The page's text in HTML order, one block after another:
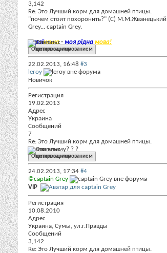
3,142
Re: Это Лучший корм для домашней птицы.
"почем стоит похоронить?" (С) М.М.Жванецький
Grey... captain Grey.
Українська- моя рідна мова!
Ответить с цитированием
22.02.2013, 16:48 #3
leroy
Новичок
Регистрация
19.02.2013
Адрес
Украина
Сообщений
7
Re: Это Лучший корм для домашней птицы.
Ты это к чему? ? ?
Ответить с цитированием
24.02.2013, 17:34 #4
©captain Grey
VIP
Регистрация
10.08.2010
Адрес
Украина, Сумы, ул.г.Правды
Сообщений
3,142
Re: Это Лучший корм для домашней птицы.